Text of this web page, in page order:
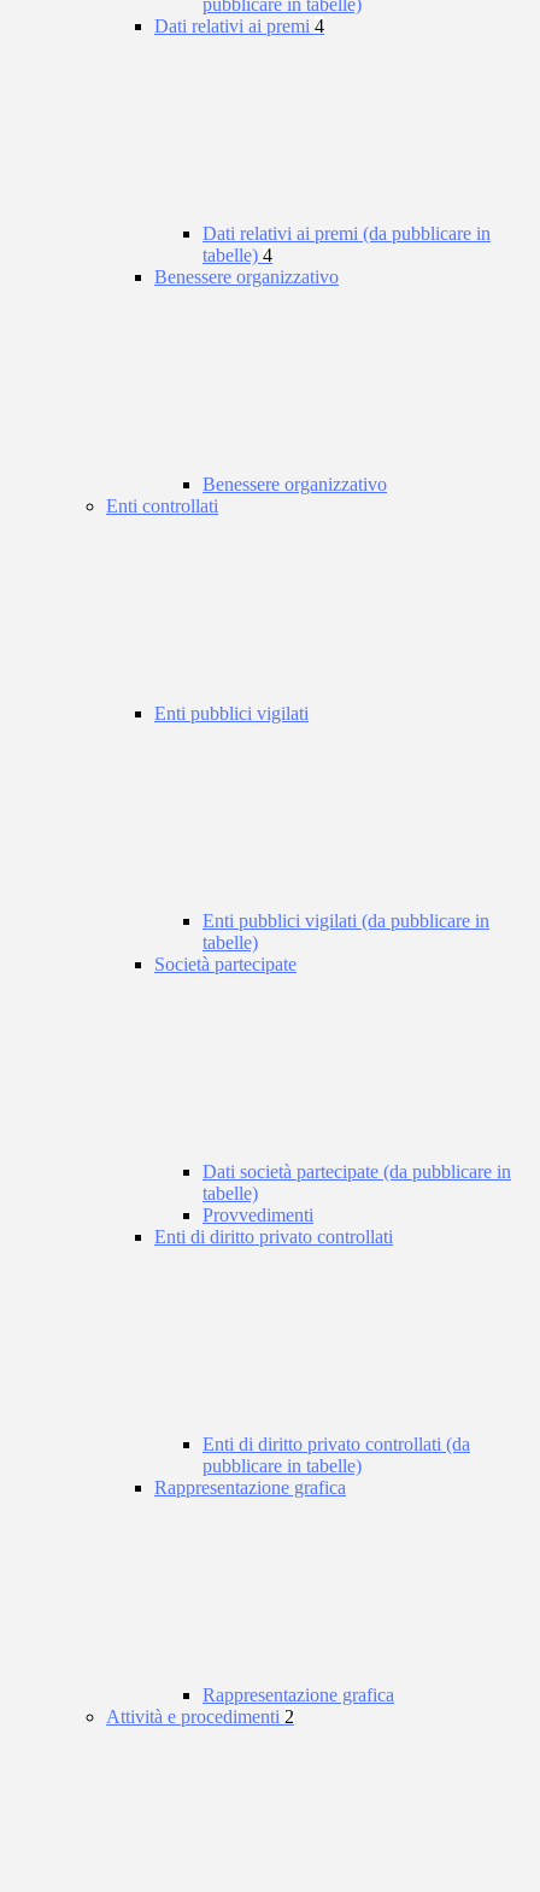
pubblicare in tabelle)
Dati relativi ai premi 4
Dati relativi ai premi (da pubblicare in
tabelle) 4
Benessere organizzativo
Benessere organizzativo
Enti controllati
Enti pubblici vigilati
Enti pubblici vigilati (da pubblicare in
tabelle)
Società partecipate
Dati società partecipate (da pubblicare in
tabelle)
Provvedimenti
Enti di diritto privato controllati
Enti di diritto privato controllati (da
pubblicare in tabelle)
Rappresentazione grafica
Rappresentazione grafica
Attività e procedimenti 2